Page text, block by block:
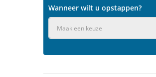
Wanneer wilt u opstappen?
Maak een keuze